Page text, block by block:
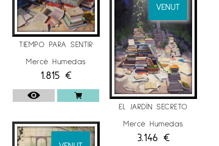
La Casica Cool Art, Mieres. Gerona.
“Arquitectura real e imaginaria”. Galería
Benedito. Málaga.
“Expo Nadal 18”. Galería Espai G d’art.
Terrassa.
Exposición de Navidad Galería Espai
Cavallers. Lérida.
TIEMPO PARA SENTIR
Mercè Humedas
1.815 €
VENUT
EL JARDÍN SECRETO
Mercè Humedas
3.146 €